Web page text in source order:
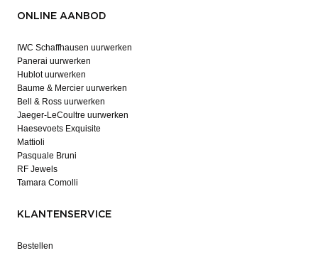
ONLINE AANBOD
IWC Schaffhausen uurwerken
Panerai uurwerken
Hublot uurwerken
Baume & Mercier uurwerken
Bell & Ross uurwerken
Jaeger-LeCoultre uurwerken
Haesevoets Exquisite
Mattioli
Pasquale Bruni
RF Jewels
Tamara Comolli
KLANTENSERVICE
Bestellen